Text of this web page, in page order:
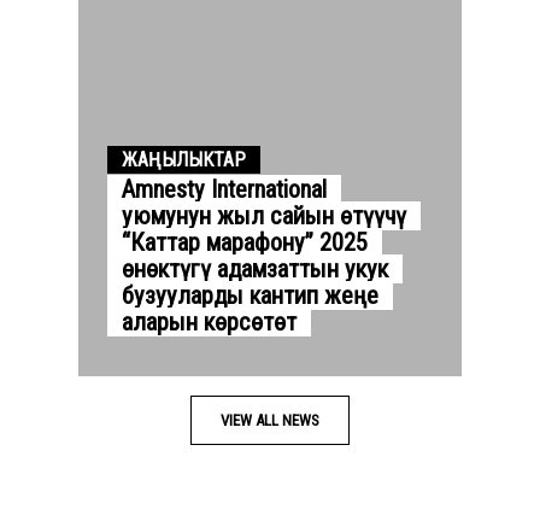
ЖАҢЫЛЫКТАР
Amnesty International
уюмунун жыл сайын өтүүчү
“Каттар марафону” 2025
өнөктүгү адамзаттын укук
бузууларды кантип жеңе
аларын көрсөтөт
VIEW ALL NEWS